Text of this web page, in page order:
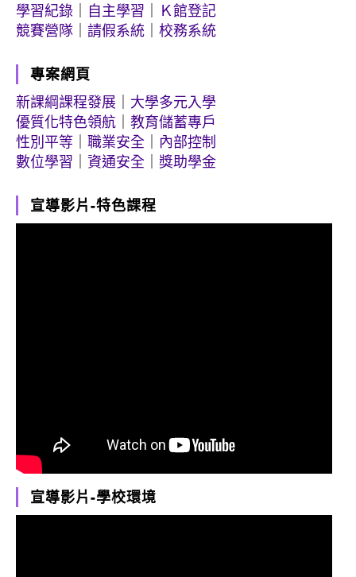
學習紀錄
自主學習
Ｋ館登記
競賽營隊
請假系統 校務系統
專案網頁
新課綱課程發展
大學多元入學
優質化特色領航
教育儲蓄專戶
性別平等
職業安全
內部控制
數位學習
資通安全 獎助學金
宣導影片-特色課程
宣導影片-學校環境